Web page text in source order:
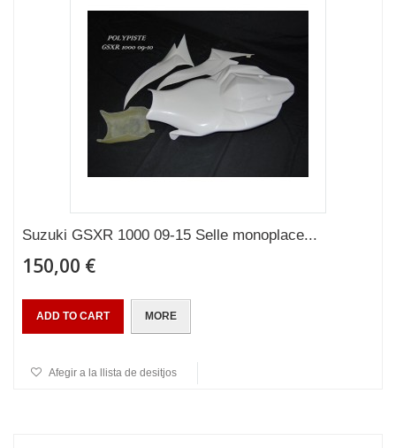
Suzuki GSXR 1000 09-15 Selle monoplace...
150,00 €
ADD TO CART MORE
Afegir a la llista de desitjos